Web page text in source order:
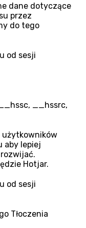
dane dotyczące
przez
do tego
od sesji
__hssrc,
aby lepiej
Hotjar.
od sesji
Tłoczenia